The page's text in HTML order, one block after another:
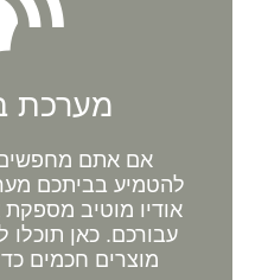
מערכת
אם אתם
להטמיע בביתכם
אודיו מוטיב
עבורכם. כאן תוכלו
מוצרים חכמים